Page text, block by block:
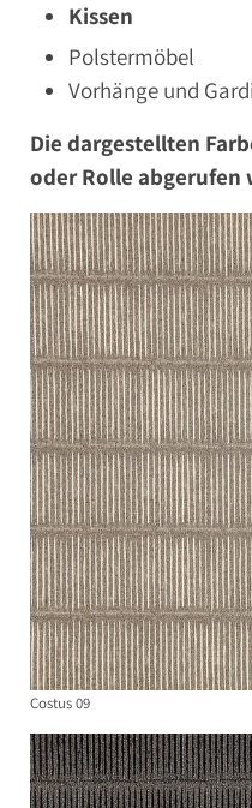
Costus 09
Kissen
Polstermöbel
Vorhänge und
Die dargestellten
oder Rolle abgerufen